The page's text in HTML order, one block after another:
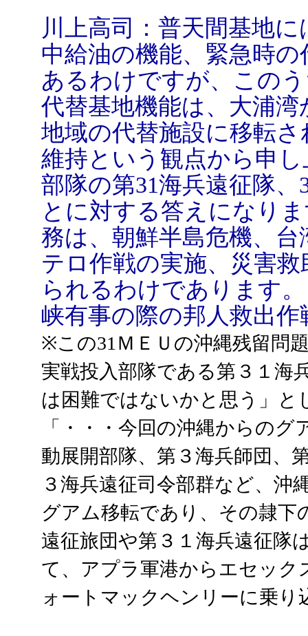
川上高司：普天間基地
中給油の機能、緊急時
あるわけですが、この
代替基地機能は、大浦
地域の代替施設に移転
維持という観点から申
部隊の第31海兵遠征隊
とに対する答えになり
務は、朝鮮半島危機、
テロ作戦の実施、災害
られるわけであります
峡有事の際の邦人救出作
※この31ＭＥＵの沖縄残留問
実戦投入部隊である第３１海
は困難ではないかと思う」と
「・・・今回の沖縄からの
動展開部隊、第３海兵師団、
３海兵遠征司令部群など、沖
グアム移転であり、その隷下
遠征旅団や第３１海兵遠征隊
て、アプラ軍港からエセッ
ォートマックヘンリーに乗